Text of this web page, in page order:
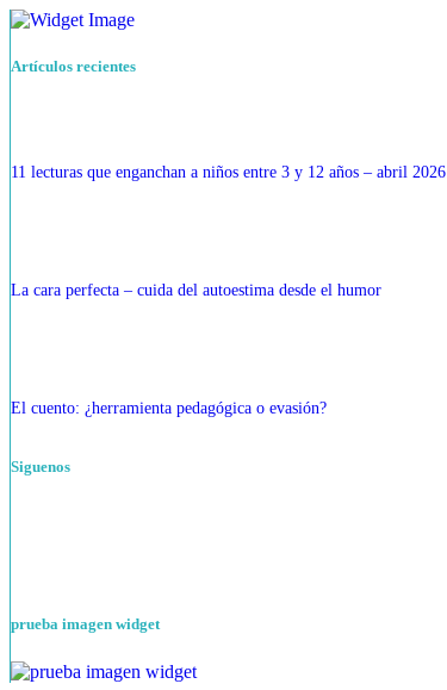
Artículos recientes
11 lecturas que enganchan a niños entre 3 y 12 años – abril 2026
La cara perfecta – cuida del autoestima desde el humor
El cuento: ¿herramienta pedagógica o evasión?
Siguenos
prueba imagen widget